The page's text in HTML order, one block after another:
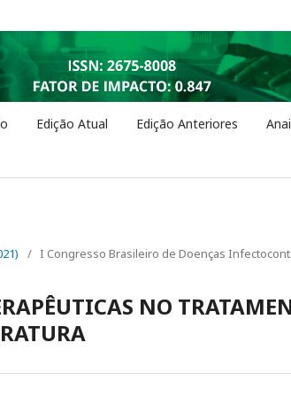
Edição Atual Edição Anteriores
/ I Congresso Brasileiro de Doenças
NO